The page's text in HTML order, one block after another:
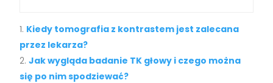
Kiedy tomografia z kontrastem jest zalecana
przez lekarza?
Jak wygląda badanie TK głowy i czego można
się po nim spodziewać?